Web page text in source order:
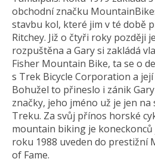
obchodní značku
stavbu kol, které jim v té době
Ritchey. Již o čtyři roky později
rozpuštěna a Gary si zakládá
Fisher Mountain Bike, ta se o
s Trek Bicycle Corporation a
Bohužel to přineslo i zánik
značky, jeho jméno už je jen na
Treku. Za svůj přínos horské
mountain biking je koneckonců
roku 1988 uveden do prestižní
of Fame.